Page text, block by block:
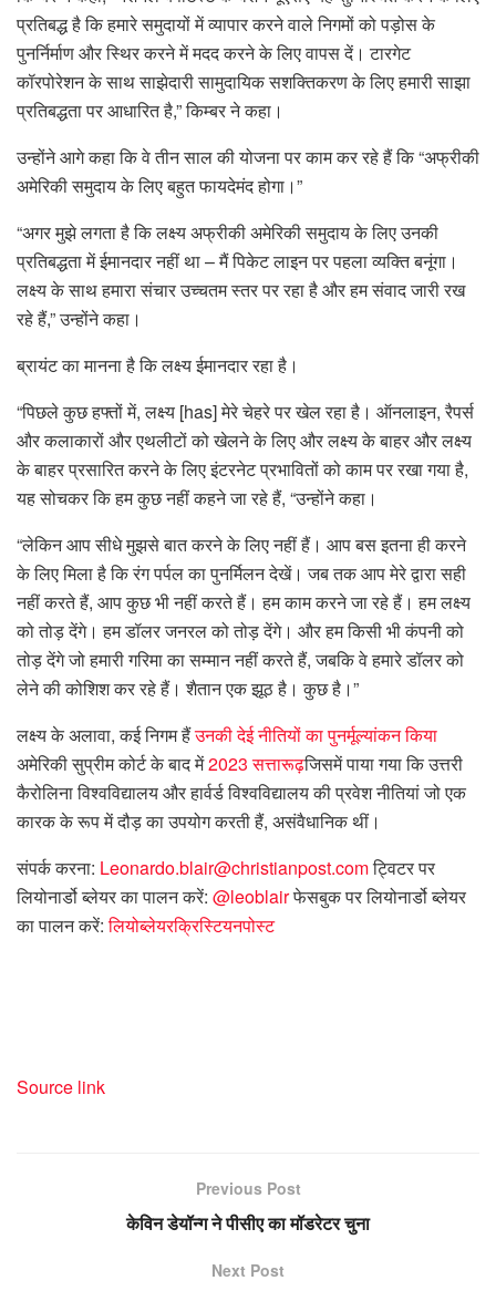
प्रतिबद्ध है कि हमारे समुदायों में व्यापार करने वाले निगमों को पड़ोस के
पुनर्निर्माण और स्थिर करने में मदद करने के लिए वापस दें। टारगेट
कॉरपोरेशन के साथ साझेदारी सामुदायिक सशक्तिकरण के लिए हमारी साझा
प्रतिबद्धता पर आधारित है,” किम्बर ने कहा।
उन्होंने आगे कहा कि वे तीन साल की योजना पर काम कर रहे हैं कि “अफ्रीकी
अमेरिकी समुदाय के लिए बहुत फायदेमंद होगा।”
“अगर मुझे लगता है कि लक्ष्य अफ्रीकी अमेरिकी समुदाय के लिए उनकी
प्रतिबद्धता में ईमानदार नहीं था – मैं पिकेट लाइन पर पहला व्यक्ति बनूंगा।
लक्ष्य के साथ हमारा संचार उच्चतम स्तर पर रहा है और हम संवाद जारी रख
रहे हैं,” उन्होंने कहा।
ब्रायंट का मानना ​​है कि लक्ष्य ईमानदार रहा है।
“पिछले कुछ हफ्तों में, लक्ष्य [has] मेरे चेहरे पर खेल रहा है। ऑनलाइन, रैपर्स
और कलाकारों और एथलीटों को खेलने के लिए और लक्ष्य के बाहर और लक्ष्य
के बाहर प्रसारित करने के लिए इंटरनेट प्रभावितों को काम पर रखा गया है,
यह सोचकर कि हम कुछ नहीं कहने जा रहे हैं, “उन्होंने कहा।
“लेकिन आप सीधे मुझसे बात करने के लिए नहीं हैं। आप बस इतना ही करने
के लिए मिला है कि रंग पर्पल का पुनर्मिलन देखें। जब तक आप मेरे द्वारा सही
नहीं करते हैं, आप कुछ भी नहीं करते हैं। हम काम करने जा रहे हैं। हम लक्ष्य
को तोड़ देंगे। हम डॉलर जनरल को तोड़ देंगे। और हम किसी भी कंपनी को
तोड़ देंगे जो हमारी गरिमा का सम्मान नहीं करते हैं, जबकि वे हमारे डॉलर को
लेने की कोशिश कर रहे हैं। शैतान एक झूठ है। कुछ है।”
लक्ष्य के अलावा, कई निगम हैंउनकी देई नीतियों का पुनर्मूल्यांकन किया
अमेरिकी सुप्रीम कोर्ट के बाद में2023 सत्तारूढ़जिसमें पाया गया कि उत्तरी
कैरोलिना विश्वविद्यालय और हार्वर्ड विश्वविद्यालय की प्रवेश नीतियां जो एक
कारक के रूप में दौड़ का उपयोग करती हैं, असंवैधानिक थीं।
संपर्क करना: Leonardo.blair@christianpost.comट्विटर पर
लियोनार्डो ब्लेयर का पालन करें: @leoblairफेसबुक पर लियोनार्डो ब्लेयर
का पालन करें:लियोब्लेयरक्रिस्टियनपोस्ट
Source link
Previous Post
केविन डेयॉन्ग ने पीसीए का मॉडरेटर चुना
Next Post